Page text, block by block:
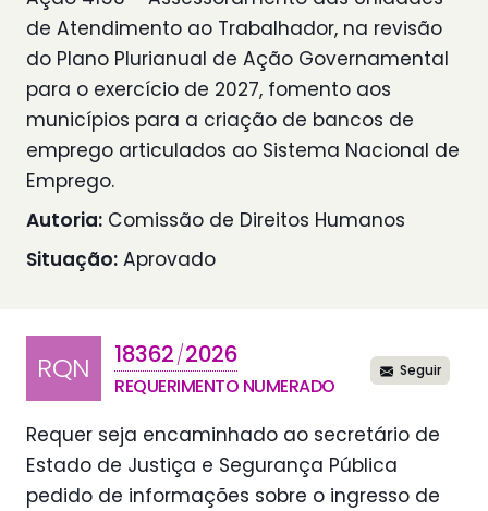
de Atendimento ao Trabalhador, na revisão
do Plano Plurianual de Ação Governamental
para o exercício de 2027, fomento aos
municípios para a criação de bancos de
emprego articulados ao Sistema Nacional de
Emprego.
Autoria: Comissão de Direitos Humanos
Situação: Aprovado
RQN 18362/2026
REQUERIMENTO NUMERADO
Seguir
Requer seja encaminhado ao secretário de
Estado de Justiça e Segurança Pública
pedido de informações sobre o ingresso de